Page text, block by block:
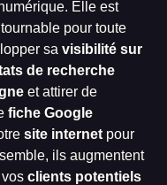
Elle est
pour toute
sa visibilité sur
de recherche
et attirer de
fiche Google
site internet pour
ils augmentent
vos clients potentiels